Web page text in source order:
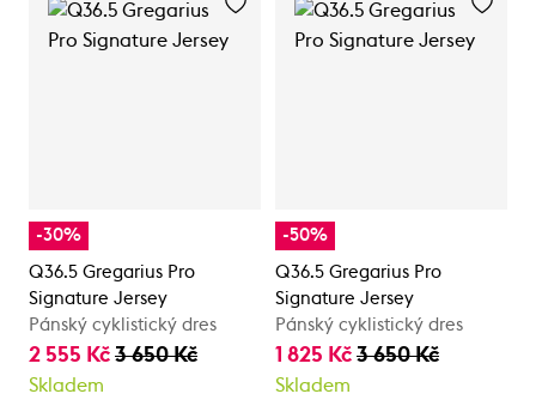
-30%
Q36.5 Gregarius Pro
Signature Jersey
Pánský cyklistický dres
2 555 Kč 3 650 Kč
Skladem
-50%
Q36.5 Gregarius Pro
Signature Jersey
Pánský cyklistický dres
1 825 Kč 3 650 Kč
Skladem